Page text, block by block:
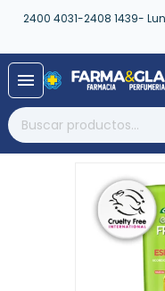
2400 4031-2408 1439-
menu